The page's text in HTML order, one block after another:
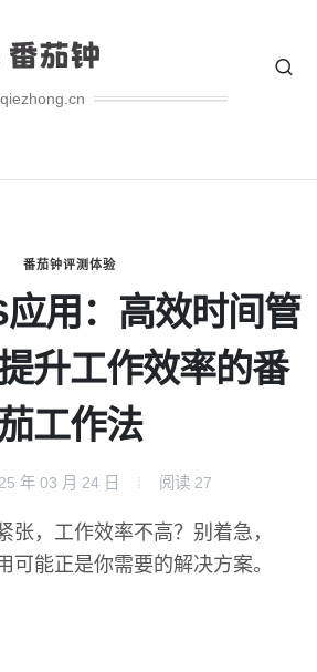
番茄钟评测体验
用：高效时间管
升工作效率的番
茄工作法
年 03 月 24 日 阅读 27
张，工作效率不高？别着急，
可能正是你需要的解决方案。